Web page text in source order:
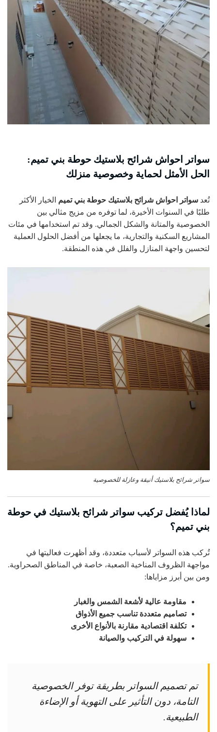
سواتر احواش شرائح بلاستيك حوطة بني تميم:
الحل الأمثل لحماية وخصوصية منزلك
تُعد سواتر احواش شرائح بلاستيك حوطة بني تميم الخيار الأكثر
طلبًا في السنوات الأخيرة، لما توفره من مزيج مثالي بين
الخصوصية والمتانة والشكل الجمالي. وقد تم استخدامها في مئات
المشاريع السكنية والتجارية، ما يجعلها من أفضل الحلول العملية
لتحسين واجهة المنازل والفلل في هذه المنطقة.
سواتر شرائح بلاستيك أنيقة وعازلة للخصوصية
لماذا يُفضل تركيب سواتر شرائح بلاستيك في حوطة
بني تميم؟
تُركب هذه السواتر لأسباب متعددة، وقد أظهرت فعاليتها في
مواجهة الظروف المناخية الصعبة، خاصة في المناطق الصحراوية.
ومن بين أبرز مزاياها:
مقاومة عالية لأشعة الشمس والغبار
تصاميم متعددة تناسب جميع الأذواق
تكلفة اقتصادية مقارنة بالأنواع الأخرى
سهولة في التركيب والصيانة
تم تصميم السواتر بطريقة توفر الخصوصية
التامة، دون التأثير على التهوية أو الإضاءة
الطبيعية.